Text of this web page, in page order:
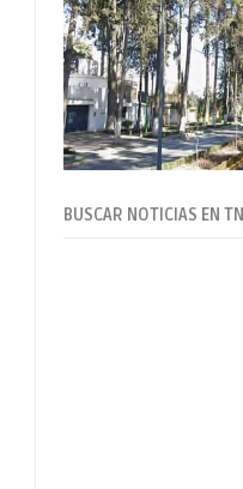
BUSCAR NOTICIAS EN TN